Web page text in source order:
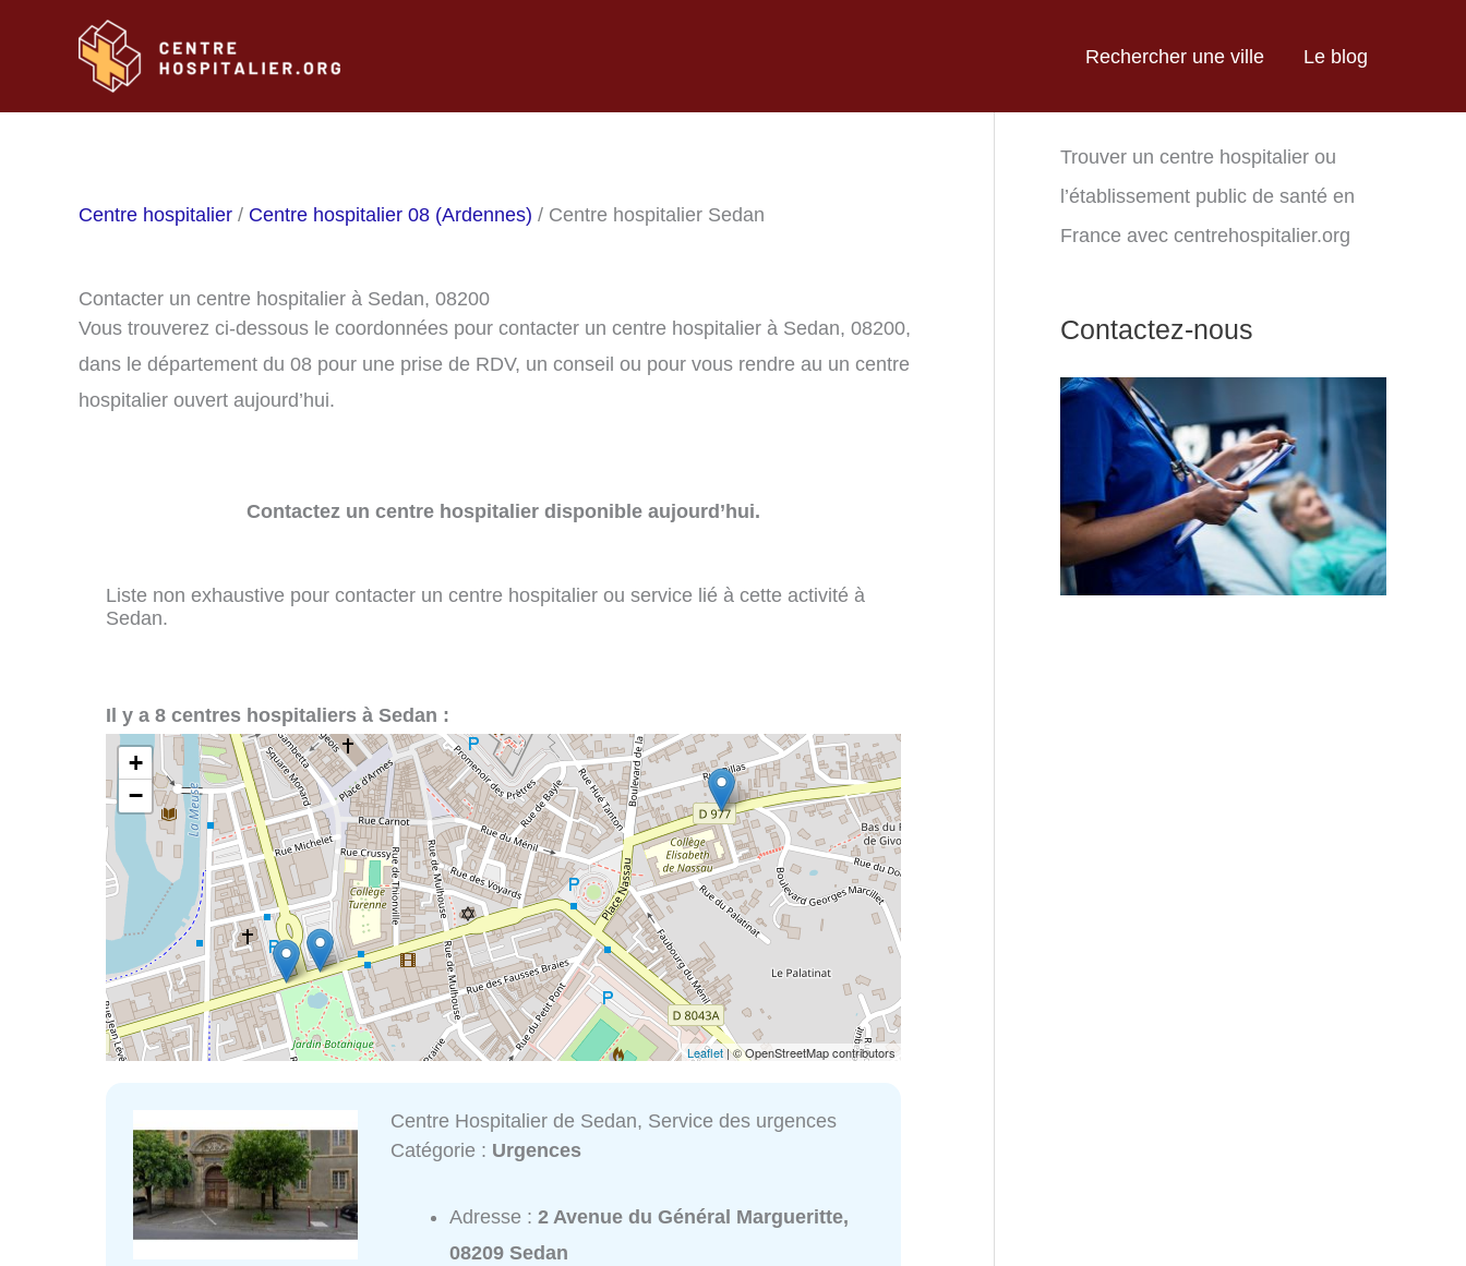
Rechercher une ville Le blog
Centre hospitalier / Centre hospitalier 08 (Ardennes) / Centre hospitalier Sedan
Contacter un centre hospitalier à Sedan, 08200
Vous trouverez ci-dessous le coordonnées pour contacter un centre hospitalier à Sedan, 08200,
dans le département du 08 pour une prise de RDV, un conseil ou pour vous rendre au un centre
hospitalier ouvert aujourd’hui.
Contactez un centre hospitalier disponible aujourd’hui.
Liste non exhaustive pour contacter un centre hospitalier ou service lié à cette activité à
Sedan.
Il y a 8 centres hospitaliers à Sedan :
+
−
Leaflet| © OpenStreetMap contributors
Centre Hospitalier de Sedan, Service des urgences
Catégorie : Urgences
Adresse :2 Avenue du Général Margueritte,
08209 Sedan
Trouver un centre hospitalier ou
l’établissement public de santé en
France avec centrehospitalier.org
Contactez-nous